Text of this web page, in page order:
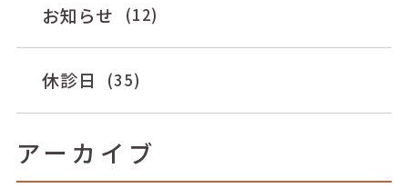
お知らせ (12)
休診日 (35)
アーカイブ